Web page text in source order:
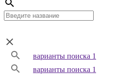
варианты поиска 1
варианты поиска 1